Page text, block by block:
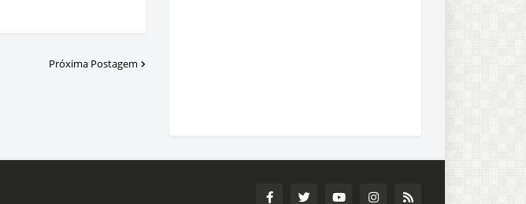
Próxima Postagem